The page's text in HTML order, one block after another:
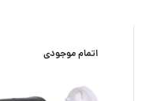
اتمام موجودی